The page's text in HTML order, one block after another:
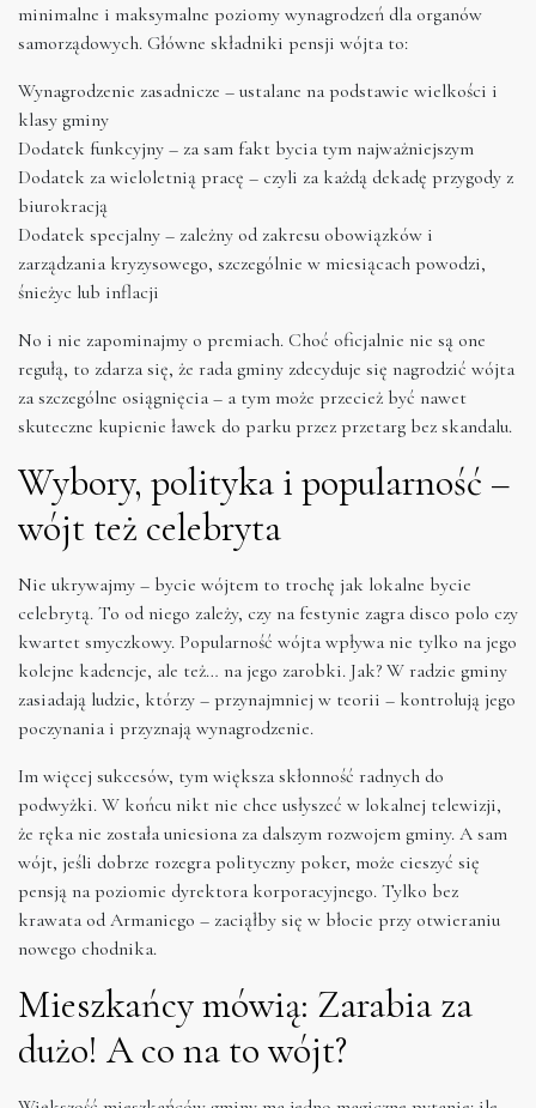
minimalne i maksymalne poziomy wynagrodzeń dla organów
samorządowych. Główne składniki pensji wójta to:
Wynagrodzenie zasadnicze – ustalane na podstawie wielkości i
klasy gminy
Dodatek funkcyjny – za sam fakt bycia tym najważniejszym
Dodatek za wieloletnią pracę – czyli za każdą dekadę przygody z
biurokracją
Dodatek specjalny – zależny od zakresu obowiązków i
zarządzania kryzysowego, szczególnie w miesiącach powodzi,
śnieżyc lub inflacji
No i nie zapominajmy o premiach. Choć oficjalnie nie są one
regułą, to zdarza się, że rada gminy zdecyduje się nagrodzić wójta
za szczególne osiągnięcia – a tym może przecież być nawet
skuteczne kupienie ławek do parku przez przetarg bez skandalu.
Wybory, polityka i popularność –
wójt też celebryta
Nie ukrywajmy – bycie wójtem to trochę jak lokalne bycie
celebrytą. To od niego zależy, czy na festynie zagra disco polo czy
kwartet smyczkowy. Popularność wójta wpływa nie tylko na jego
kolejne kadencje, ale też… na jego zarobki. Jak? W radzie gminy
zasiadają ludzie, którzy – przynajmniej w teorii – kontrolują jego
poczynania i przyznają wynagrodzenie.
Im więcej sukcesów, tym większa skłonność radnych do
podwyżki. W końcu nikt nie chce usłyszeć w lokalnej telewizji,
że ręka nie została uniesiona za dalszym rozwojem gminy. A sam
wójt, jeśli dobrze rozegra polityczny poker, może cieszyć się
pensją na poziomie dyrektora korporacyjnego. Tylko bez
krawata od Armaniego – zaciąłby się w błocie przy otwieraniu
nowego chodnika.
Mieszkańcy mówią: Zarabia za
dużo! A co na to wójt?